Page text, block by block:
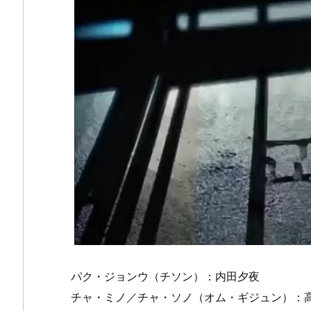
パク・ジョンウ（チソン）：内田夕夜
チャ・ミノ／チャ・ソノ（オム・ギジュン）：